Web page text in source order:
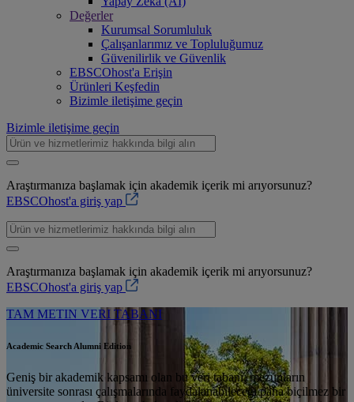
Değerler
Kurumsal Sorumluluk
Çalışanlarımız ve Topluluğumuz
Güvenilirlik ve Güvenlik
EBSCOhost'a Erişin
Ürünleri Keşfedin
Bizimle iletişime geçin
Bizimle iletişime geçin
Araştırmanıza başlamak için akademik içerik mi arıyorsunuz?
EBSCOhost'a giriş yap
Araştırmanıza başlamak için akademik içerik mi arıyorsunuz?
EBSCOhost'a giriş yap
TAM METIN VERI TABANI
Academic Search Alumni Edition
Geniş bir akademik kapsamı olan bu veri tabanı, mezunların
üniversite sonrası çalışmalarında faydalanabileceği paha biçilmez bir